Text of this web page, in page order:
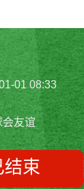
01 08:33
会友谊
结束